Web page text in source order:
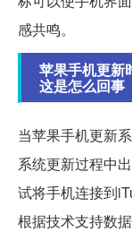
感共鸣。
苹果手机更新
这是怎么回事
当苹果手机更新
系统更新过程中
试将手机连接到
根据技术支持数